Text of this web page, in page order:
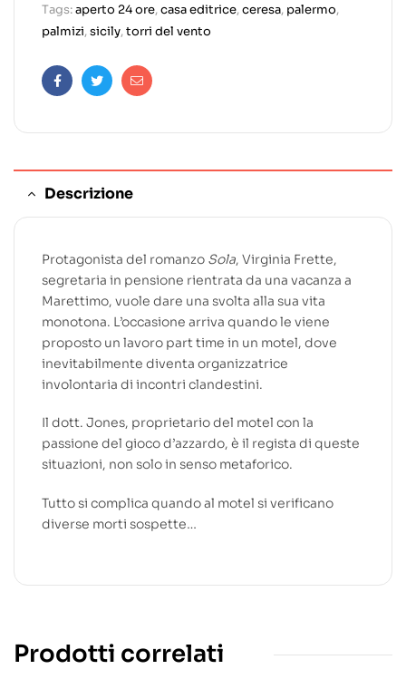
Tags:aperto 24 ore,casa editrice,ceresa, palermo,
palmizi,sicily,torri del vento
FacebookTwitterEmail
Descrizione
Protagonista del romanzo Sola, Virginia Frette,
segretaria in pensione rientrata da una vacanza a
Marettimo, vuole dare una svolta alla sua vita
monotona. L’occasione arriva quando le viene
proposto un lavoro part time in un motel, dove
inevitabilmente diventa organizzatrice
involontaria di incontri clandestini.
Il dott. Jones, proprietario del motel con la
passione del gioco d’azzardo, è il regista di queste
situazioni, non solo in senso metaforico.
Tutto si complica quando al motel si verificano
diverse morti sospette…
Prodotti correlati